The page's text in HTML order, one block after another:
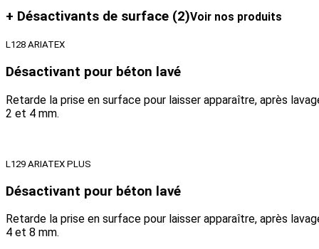
+ Désactivants de surface (2)Voir nos produits
L128 ARIATEX
Désactivant pour béton lavé
Retarde la prise en surface pour laisser apparaître, après
2 et 4 mm.
L129 ARIATEX PLUS
Désactivant pour béton lavé
Retarde la prise en surface pour laisser apparaître, après
4 et 8 mm.